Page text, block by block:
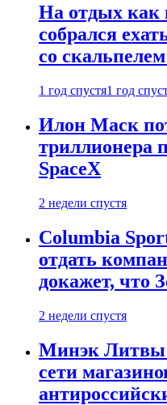
На отдых как
собрался
со
1 год спустя1 год
Илон Маск
триллионера
SpaceX
2 недели спустя
Columbia
отдать
докажет, что
2 недели спустя
Минэк Литвы
сети